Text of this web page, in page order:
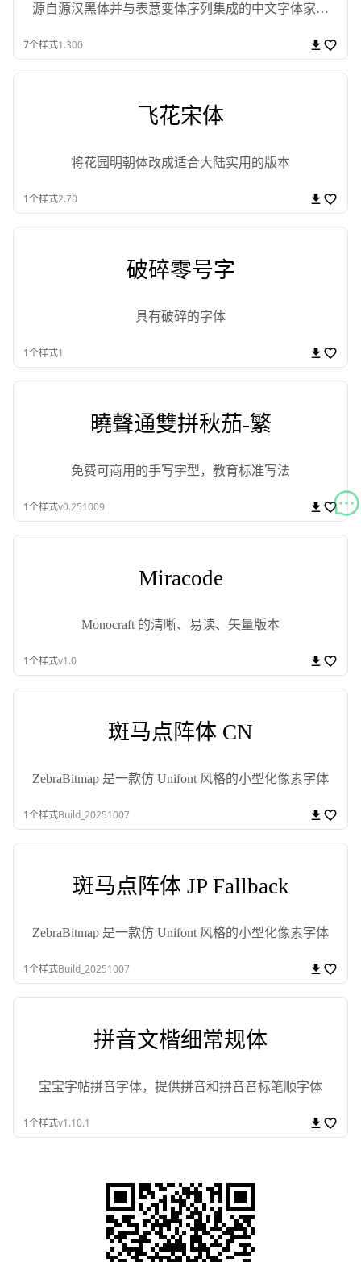
源自源汉黑体并与表意变体序列集成的中文字体家族
7个样式1.300
飞花宋体
将花园明朝体改成适合大陆实用的版本
1个样式2.70
破碎零号字
具有破碎的字体
1个样式1
曉聲通雙拼秋茄-繁
免费可商用的手写字型，教育标准写法
1个样式v0.251009
Miracode
Monocraft 的清晰、易读、矢量版本
1个样式v1.0
斑马点阵体 CN
ZebraBitmap 是一款仿 Unifont 风格的小型化像素字体
1个样式Build_20251007
斑马点阵体 JP Fallback
ZebraBitmap 是一款仿 Unifont 风格的小型化像素字体
1个样式Build_20251007
拼音文楷细常规体
宝宝字帖拼音字体，提供拼音和拼音音标笔顺字体
1个样式v1.10.1